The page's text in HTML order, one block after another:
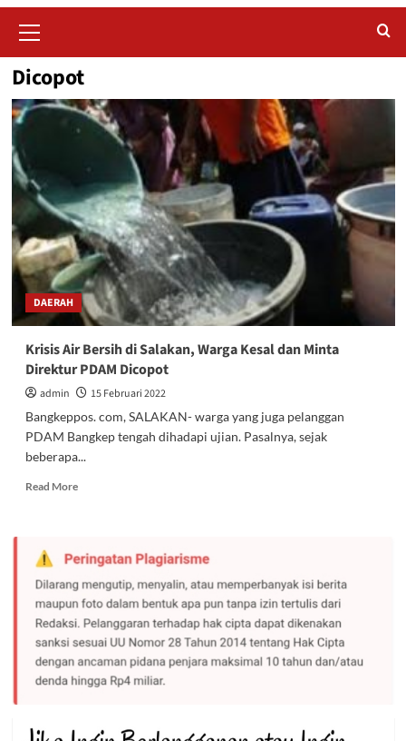
Menu
Dicopot
DAERAH
Krisis Air Bersih di Salakan, Warga Kesal dan Minta
Direktur PDAM Dicopot
admin
15 Februari 2022
Bangkeppos. com, SALAKAN- warga yang juga pelanggan
PDAM Bangkep tengah dihadapi ujian. Pasalnya, sejak
beberapa...
Read MoreRead
Air
Bersih
di
Salakan,
Warga
Kesal
dan
Minta
Direktur